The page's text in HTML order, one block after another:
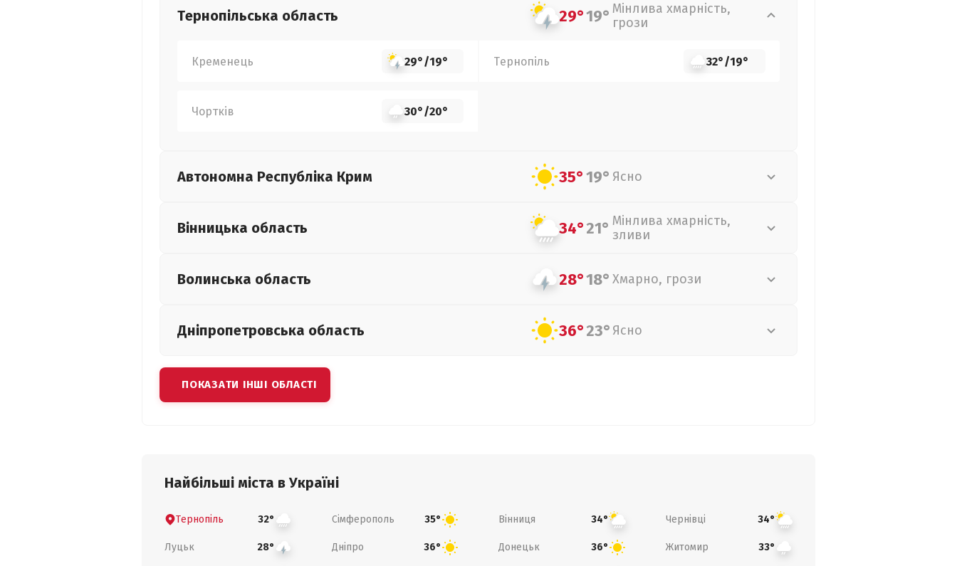
Тернопільська область 29°19° Мінлива хмарність,
грози
Кременець 29°/19° Тернопіль 32°/19°
Чортків 30°/20°
Автономна Республіка Крим 35°19° Ясно
Вінницька область 34°21° Мінлива хмарність,
зливи
Волинська область 28°18° Хмарно, грози
Дніпропетровська область 36°23° Ясно
ПОКАЗАТИ ІНШІ ОБЛАСТІ
Найбільші міста в Україні
Тернопіль 32° Сімферополь 35° Вінниця 34° Чернівці 34°
Луцьк 28° Дніпро 36° Донецьк 36° Житомир 33°